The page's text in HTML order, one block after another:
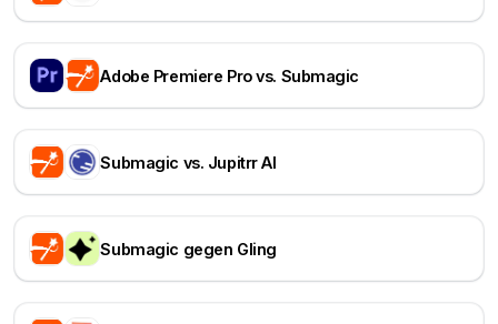
Adobe Premiere Pro vs. Submagic
Submagic vs. Jupitrr AI
Submagic gegen Gling